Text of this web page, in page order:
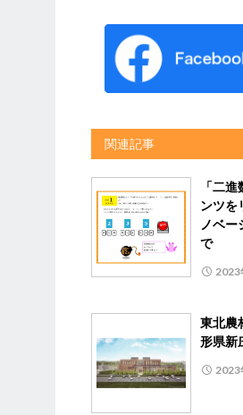
関連記事
「二
ンツを
ノベー
で
2023
東北農
形県新
2023